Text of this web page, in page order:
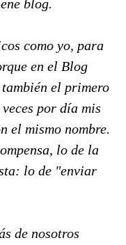
blog.
como yo, para
en el Blog
el primero
por día mis
el mismo nombre.
lo de la
lo de "enviar
de nosotros